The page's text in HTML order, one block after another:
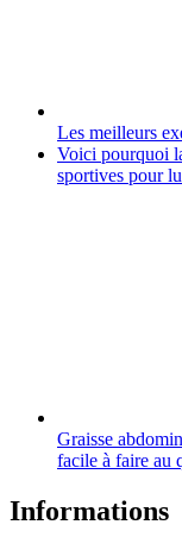
Les meilleurs
Voici pourquoi
sportives pour
Graisse
facile à faire au
Informations